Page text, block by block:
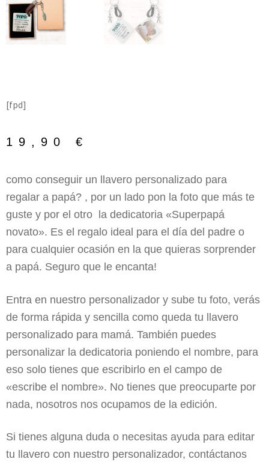
[fpd]
19,90 €
como conseguir un llavero personalizado para
regalar a papá? , por un lado pon la foto que más te
guste y por el otro la dedicatoria «Superpapá
novato». Es el regalo ideal para el día del padre o
para cualquier ocasión en la que quieras sorprender
a papá. Seguro que le encanta!
Entra en nuestro personalizador y sube tu foto, verás
de forma rápida y sencilla como queda tu llavero
personalizado para mamá. También puedes
personalizar la dedicatoria poniendo el nombre, para
eso solo tienes que escribirlo en el campo de
«escribe el nombre». No tienes que preocuparte por
nada, nosotros nos ocupamos de la edición.
Si tienes alguna duda o necesitas ayuda para editar
tu llavero con nuestro personalizador, contáctanos